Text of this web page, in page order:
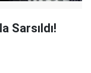
Sarsıldı!